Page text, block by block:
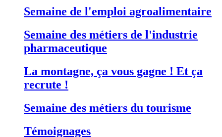
Semaine de l'emploi agroalimentaire
Semaine des métiers de l'industrie
pharmaceutique
La montagne, ça vous gagne ! Et ça
recrute !
Semaine des métiers du tourisme
Témoignages